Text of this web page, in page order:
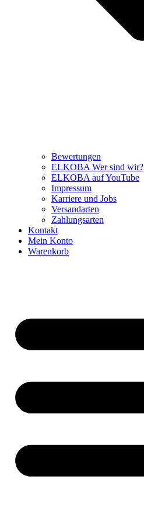
Bewertungen
ELKOBA Wer sind wir?
ELKOBA auf YouTube
Impressum
Karriere und Jobs
Versandarten
Zahlungsarten
Kontakt
Mein Konto
Warenkorb